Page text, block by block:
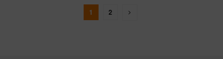
1 2